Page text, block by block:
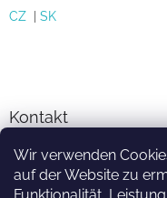
Wir verwenden
auf der Website zu
CZ SK
Kontakt
info@sprinkler-
facebook.com/